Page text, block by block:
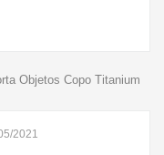
Objetos Copo Titanium
2021